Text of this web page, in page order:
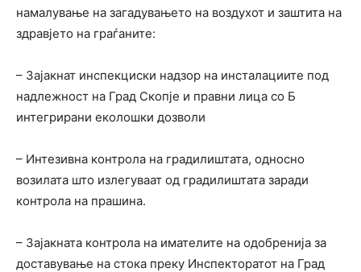
намалување на загадувањето на воздухот и заштита на
здравјето на граѓаните:
– Зајакнат инспекциски надзор на инсталациите под
надлежност на Град Скопје и правни лица со Б
интегрирани еколошки дозволи
– Интезивна контрола на градилиштата, односно
возилата што излегуваат од градилиштата заради
контрола на прашина.
– Зајакната контрола на имателите на одобренија за
доставување на стока преку Инспекторатот на Град